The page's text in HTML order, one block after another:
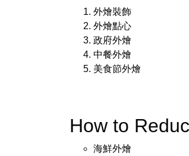
外燴裝飾
外燴點心
政府外燴
中餐外燴
美食節外燴
How to
海鮮外燴